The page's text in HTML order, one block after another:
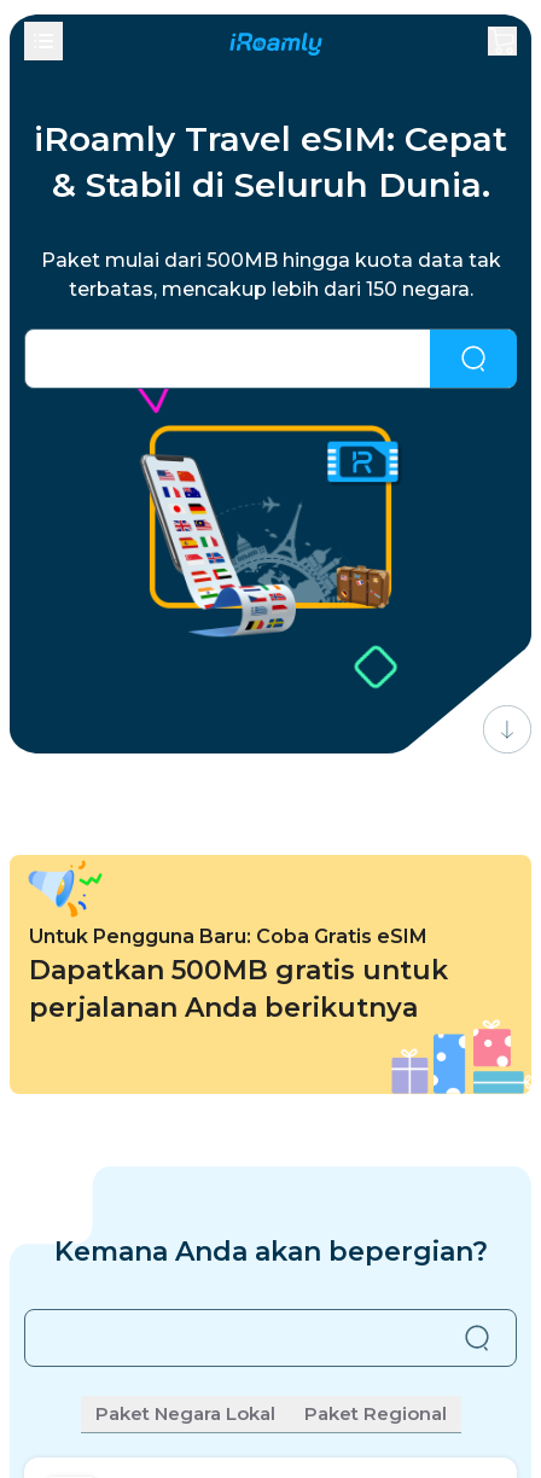
iRoamly Travel eSIM: Cepat
& Stabil di Seluruh Dunia.
Paket mulai dari 500MB hingga kuota data tak
terbatas, mencakup lebih dari 150 negara.
Tidak menemukan yang Anda inginkan?
sini untuk mencoba.
Untuk Pengguna Baru: Coba Gratis eSIM
Dapatkan 500MB gratis untuk
perjalanan Anda berikutnya
Kemana Anda akan bepergian?
Tidak menemukan yang Anda inginkan?Klik di
sini untuk mencoba.
Paket Negara Lokal Paket Regional